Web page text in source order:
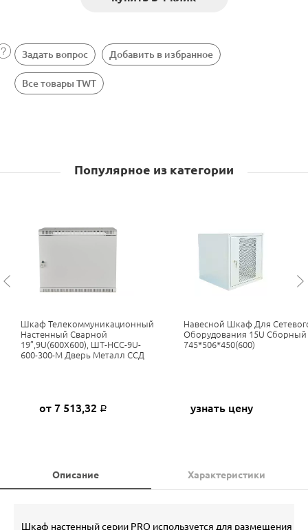
Задать вопрос Добавить в избранное
Все товары TWT
Популярное из категории
Шкаф Телекоммуникационный
Настенный Сварной
19”,9U(600X600), ШТ-НСС-9U-
600-300-М Дверь Металл ССД
от 7 513,32 Р
Навесной Шкаф Для
Оборудования 15U Сборный
745*506*450(600)
узнать цену
Описание Характеристики
Шкаф настенный серии PRO используется для размещения